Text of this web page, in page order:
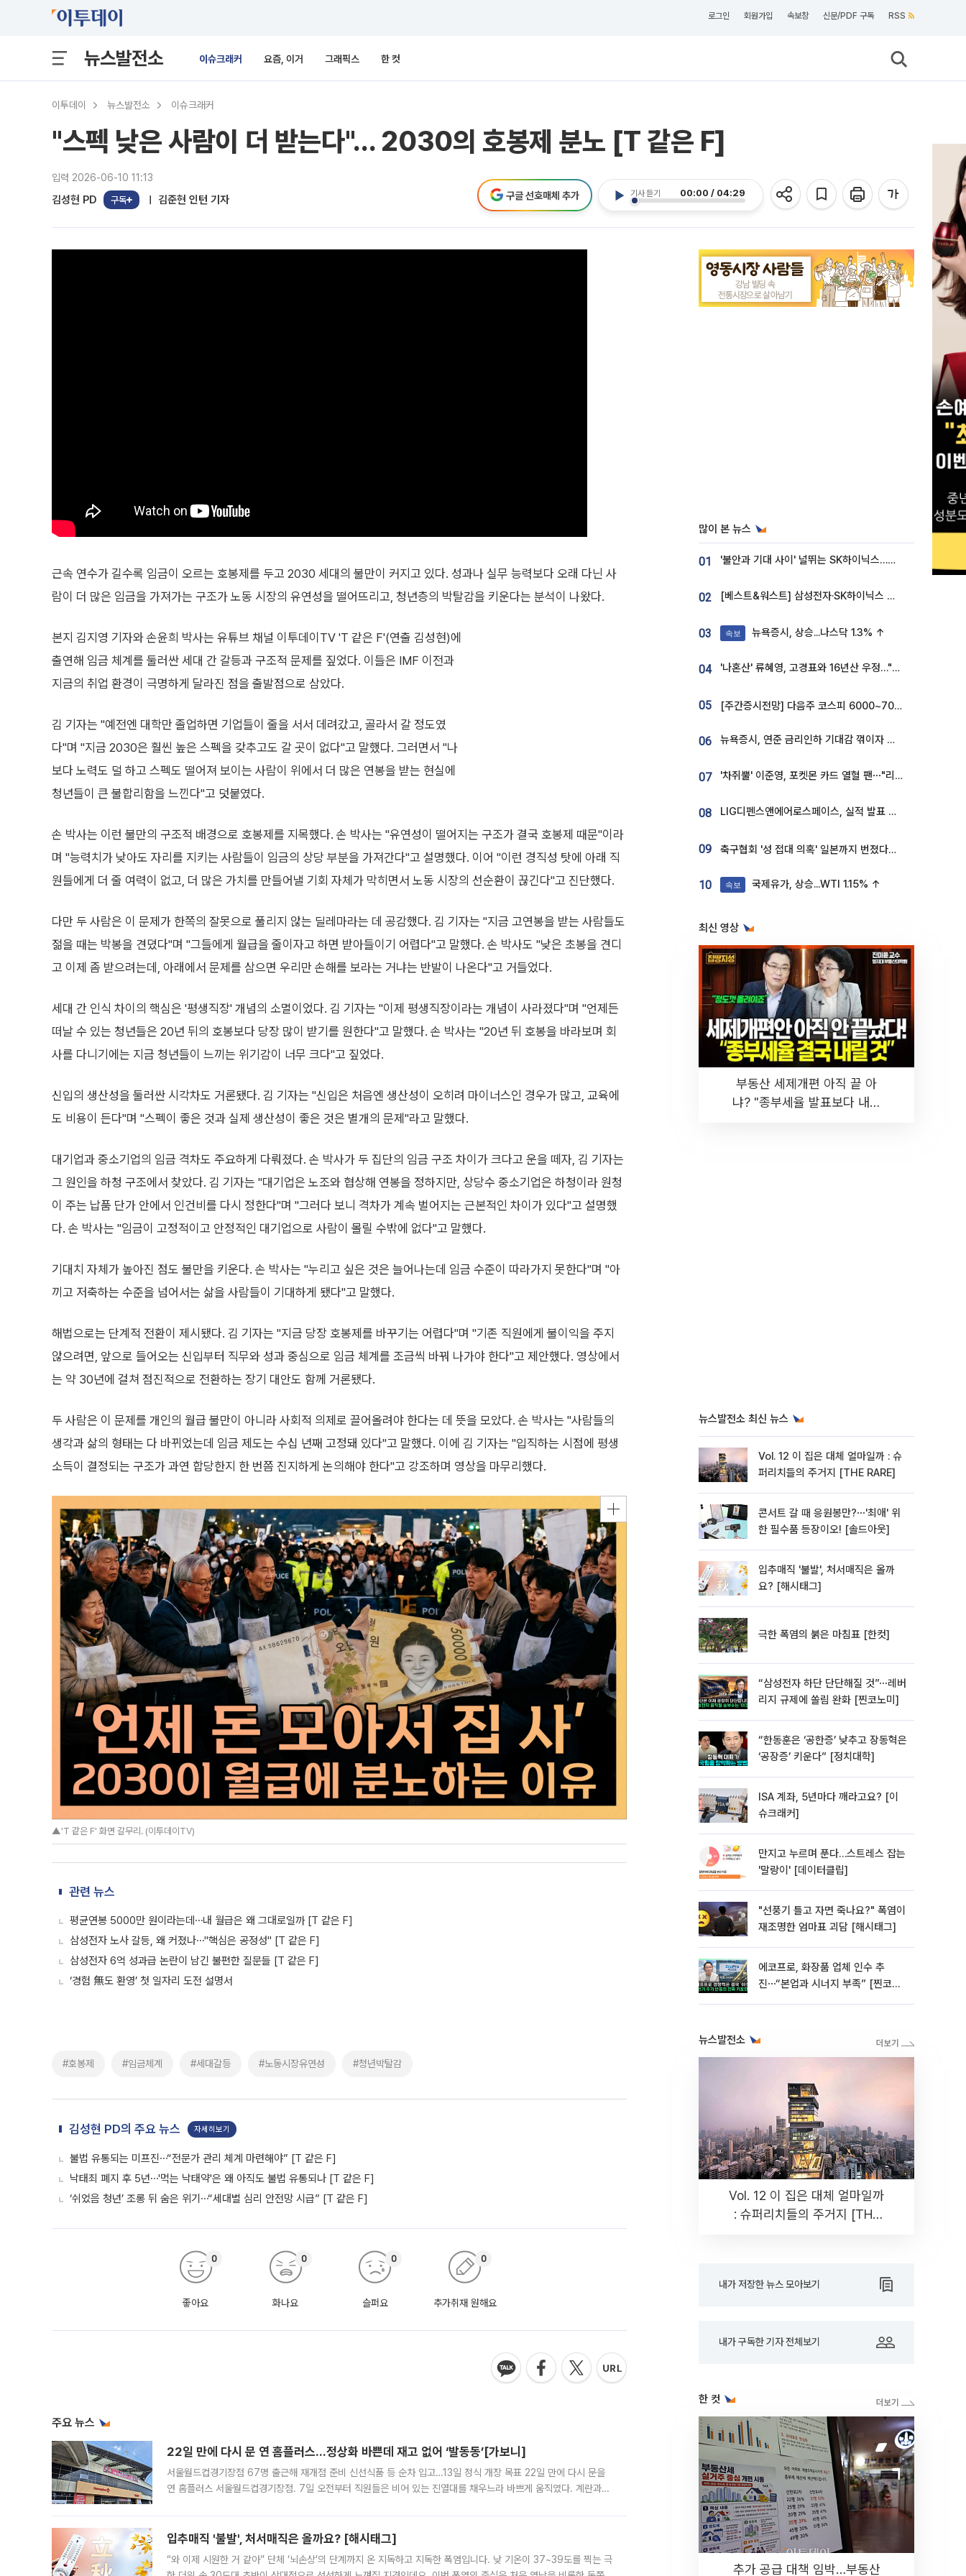
로그인 회원가입 속보창 신문/PDF 구독 RSS
뉴스발전소 이슈크래커 요즘, 이거 그래픽스 한 컷
이투데이 뉴스발전소 이슈크래커
"스펙 낮은 사람이 더 받는다"… 2030의 호봉제 분노 [T 같은 F]
입력 2026-06-10 11:13
김성현 PD 구독 김준현 인턴 기자 기사 듣기 00:00 / 04:29
구글 선호매체 추가
근속 연수가 길수록 임금이 오르는 호봉제를 두고 2030 세대의 불만이 커지고 있다. 성과나 실무 능력보다 오래 다닌 사
람이 더 많은 임금을 가져가는 구조가 노동 시장의 유연성을 떨어뜨리고, 청년층의 박탈감을 키운다는 분석이 나왔다.
본지 김지영 기자와 손윤희 박사는 유튜브 채널 이투데이TV 'T 같은 F'(연출 김성현)에
출연해 임금 체계를 둘러싼 세대 간 갈등과 구조적 문제를 짚었다. 이들은 IMF 이전과
지금의 취업 환경이 극명하게 달라진 점을 출발점으로 삼았다.
김 기자는 "예전엔 대학만 졸업하면 기업들이 줄을 서서 데려갔고, 골라서 갈 정도였
다"며 "지금 2030은 훨씬 높은 스펙을 갖추고도 갈 곳이 없다"고 말했다. 그러면서 "나
보다 노력도 덜 하고 스펙도 떨어져 보이는 사람이 위에서 더 많은 연봉을 받는 현실에
청년들이 큰 불합리함을 느낀다"고 덧붙였다.
손 박사는 이런 불만의 구조적 배경으로 호봉제를 지목했다. 손 박사는 "유연성이 떨어지는 구조가 결국 호봉제 때문"이라
며 "능력치가 낮아도 자리를 지키는 사람들이 임금의 상당 부분을 가져간다"고 설명했다. 이어 "이런 경직성 탓에 아래 직
원들에게 더 줄 여력이 없고, 더 많은 가치를 만들어낼 기회 자체가 막히면서 노동 시장의 선순환이 끊긴다"고 진단했다.
다만 두 사람은 이 문제가 한쪽의 잘못으로 풀리지 않는 딜레마라는 데 공감했다. 김 기자는 "지금 고연봉을 받는 사람들도
젊을 때는 박봉을 견뎠다"며 "그들에게 월급을 줄이자고 하면 받아들이기 어렵다"고 말했다. 손 박사도 "낮은 초봉을 견디
고 이제 좀 받으려는데, 아래에서 문제를 삼으면 우리만 손해를 보라는 거냐는 반발이 나온다"고 거들었다.
세대 간 인식 차이의 핵심은 '평생직장' 개념의 소멸이었다. 김 기자는 "이제 평생직장이라는 개념이 사라졌다"며 "언제든
떠날 수 있는 청년들은 20년 뒤의 호봉보다 당장 많이 받기를 원한다"고 말했다. 손 박사는 "20년 뒤 호봉을 바라보며 회
사를 다니기에는 지금 청년들이 느끼는 위기감이 너무 크다"고 짚었다.
신입의 생산성을 둘러싼 시각차도 거론됐다. 김 기자는 "신입은 처음엔 생산성이 오히려 마이너스인 경우가 많고, 교육에
도 비용이 든다"며 "스펙이 좋은 것과 실제 생산성이 좋은 것은 별개의 문제"라고 말했다.
대기업과 중소기업의 임금 격차도 주요하게 다뤄졌다. 손 박사가 두 집단의 임금 구조 차이가 크다고 운을 떼자, 김 기자는
그 원인을 하청 구조에서 찾았다. 김 기자는 "대기업은 노조와 협상해 연봉을 정하지만, 상당수 중소기업은 하청이라 원청
이 주는 납품 단가 안에서 인건비를 다시 정한다"며 "그러다 보니 격차가 계속 벌어지는 근본적인 차이가 있다"고 설명했
다. 손 박사는 "임금이 고정적이고 안정적인 대기업으로 사람이 몰릴 수밖에 없다"고 말했다.
기대치 자체가 높아진 점도 불만을 키운다. 손 박사는 "누리고 싶은 것은 늘어나는데 임금 수준이 따라가지 못한다"며 "아
끼고 저축하는 수준을 넘어서는 삶을 사람들이 기대하게 됐다"고 말했다.
해법으로는 단계적 전환이 제시됐다. 김 기자는 "지금 당장 호봉제를 바꾸기는 어렵다"며 "기존 직원에게 불이익을 주지
않으려면, 앞으로 들어오는 신입부터 직무와 성과 중심으로 임금 체계를 조금씩 바꿔 나가야 한다"고 제안했다. 영상에서
는 약 30년에 걸쳐 점진적으로 전환하는 장기 대안도 함께 거론됐다.
두 사람은 이 문제를 개인의 월급 불만이 아니라 사회적 의제로 끌어올려야 한다는 데 뜻을 모았다. 손 박사는 "사람들의
생각과 삶의 형태는 다 바뀌었는데 임금 제도는 수십 년째 고정돼 있다"고 말했다. 이에 김 기자는 "입직하는 시점에 평생
소득이 결정되는 구조가 과연 합당한지 한 번쯤 진지하게 논의해야 한다"고 강조하며 영상을 마무리했다.
▲'T 같은 F' 화면 갈무리. (이투데이TV)
관련 뉴스
평균연봉 5000만 원이라는데⋯내 월급은 왜 그대로일까 [T 같은 F]
삼성전자 노사 갈등, 왜 커졌나⋯"핵심은 공정성" [T 같은 F]
삼성전자 6억 성과급 논란이 남긴 불편한 질문들 [T 같은 F]
‘경험 無도 환영’ 첫 일자리 도전 설명서
#호봉제 #임금체계 #세대갈등 #노동시장유연성 #청년박탈감
김성현 PD의 주요 뉴스 자세히보기
불법 유통되는 미프진⋯“전문가 관리 체계 마련해야” [T 같은 F]
낙태죄 폐지 후 5년⋯'먹는 낙태약'은 왜 아직도 불법 유통되나 [T 같은 F]
‘쉬었음 청년’ 조롱 뒤 숨은 위기⋯“세대별 심리 안전망 시급” [T 같은 F]
좋아요
0
화나요
0
슬퍼요
0
추가취재 원해요
0
주요 뉴스
22일 만에 다시 문 연 홈플러스…정상화 바쁜데 재고 없어 ‘발동동’[가보니]
서울월드컵경기장점 67명 출근해 재개점 준비 신선식품 등 순차 입고…13일 정식 개장 목표 22일 만에 다시 문을
연 홈플러스 서울월드컵경기장점. 7일 오전부터 직원들은 비어 있는 진열대를 채우느라 바쁘게 움직였다. 계란과
입추매직 '불발', 처서매직은 올까요? [해시태그]
“와 이제 시원한 거 같아” 단체 ‘뇌손상’의 단계까지 온 지독하고 지독한 폭염입니다. 낮 기온이 37~39도를 찍는 극
많이 본 뉴스
01 '불안과 기대 사이' 널뛰는 SK하이닉스…증권가 "HBM4·LTA 기반 펀터멘털 견고"
02 [베스트&워스트] 삼성전자·SK하이닉스 밀린 한 주…상상인증권은 85% 급등
03 속보 뉴욕증시, 상승...나스닥 1.3% ↑
04 '나혼산' 류혜영, 고경표와 16년산 우정…"자취방서 부모님과 마주쳐"
05 [주간증시전망] 다음주 코스피 6000~7000⋯“外人 수급은 정책이 변수”
06 뉴욕증시, 연준 금리인하 기대감 꺾이자 상승...S&P500 사상 최고치 [종합]
07 '차쥐뿔' 이준영, 포켓몬 카드 열혈 팬⋯"리셀러 처단할 것"
08 LIG디펜스앤에어로스페이스, 실적 발표 후 급락→반등⋯증권가 “28년까지 튼튼”
09 축구협회 '성 접대 의혹' 일본까지 번졌다…日 심판 실명 공개
10 속보 국제유가, 상승...WTI 1.15% ↑
최신 영상
부동산 세제개편 아직 끝 아
냐? "종부세율 발표보다 내릴
뉴스발전소 최신 뉴스
Vol. 12 이 집은 대체 얼마일까 : 슈
퍼리치들의 주거지 [THE RARE]
콘서트 갈 때 응원봉만?⋯'최애' 위
한 필수품 등장이오! [솔드아웃]
입추매직 '불발', 처서매직은 올까
요? [해시태그]
극한 폭염의 붉은 마침표 [한컷]
“삼성전자 하단 단단해질 것”⋯레버
리지 규제에 쏠림 완화 [찐코노미]
“한동훈은 ‘공한증’ 낮추고 장동혁은
‘공장증’ 키운다” [정치대학]
ISA 계좌, 5년마다 깨라고요? [이
슈크래커]
만지고 누르며 푼다…스트레스 잡는
'말랑이' [데이터클립]
"선풍기 틀고 자면 죽나요?" 폭염이
재조명한 엄마표 괴담 [해시태그]
에코프로, 화장품 업체 인수 추
진⋯“본업과 시너지 부족” [찐코노
뉴스발전소
Vol. 12 이 집은 대체 얼마일까
: 슈퍼리치들의 주거지 [THE
내가 저장한 뉴스 모아보기
내가 구독한 기자 전체보기
한 컷
추가 공급 대책 임박…부동산